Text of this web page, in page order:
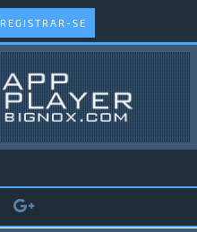
REGISTRAR-SE